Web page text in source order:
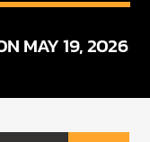
MAY 19, 2026